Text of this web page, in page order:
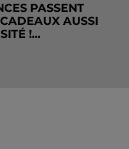
PASSENT
AUSSI
!...